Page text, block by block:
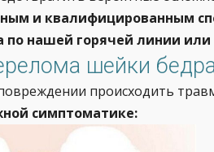
и квалифицированным
по нашей горячей линии
шейки
происходить
симптоматике: